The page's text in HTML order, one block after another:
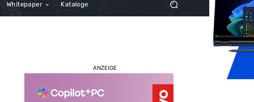
Whitepaper Kataloge
ANZEIGE